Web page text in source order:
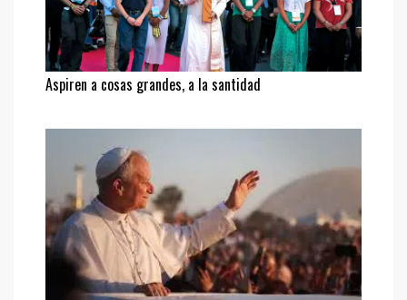
Aspiren a cosas grandes, a la santidad